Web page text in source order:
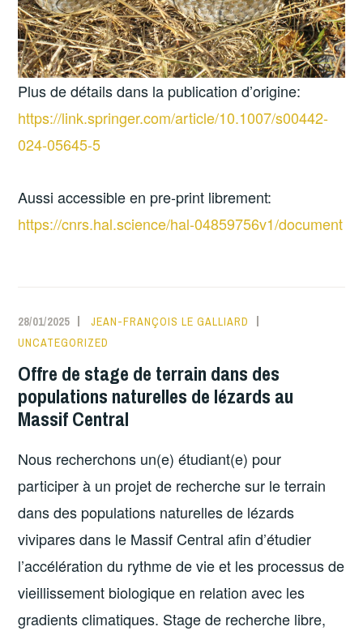
Plus de détails dans la publication d’origine:
https://link.springer.com/article/10.1007/s00442-
024-05645-5
Aussi accessible en pre-print librement:
https://cnrs.hal.science/hal-04859756v1/document
28/01/2025
JEAN-FRANÇOIS LE GALLIARD
UNCATEGORIZED
Offre de stage de terrain dans des
populations naturelles de lézards au
Massif Central
Nous recherchons un(e) étudiant(e) pour
participer à un projet de recherche sur le terrain
dans des populations naturelles de lézards
vivipares dans le Massif Central afin d’étudier
l’accélération du rythme de vie et les processus de
vieillissement biologique en relation avec les
gradients climatiques. Stage de recherche libre,